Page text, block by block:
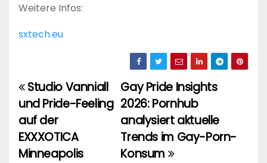
Weitere Infos:
sxtech.eu
Beitragsnavigation
Gay Pride Insights
2026: Pornhub
analysiert aktuelle
Trends im Gay-Porn-
Konsum
Studio Vanniall
und Pride-Feeling
auf der
EXXXOTICA
Minneapolis